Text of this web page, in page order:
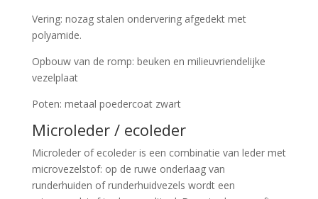
Vering: nozag stalen ondervering afgedekt met
polyamide.
Opbouw van de romp: beuken en milieuvriendelijke
vezelplaat
Poten: metaal poedercoat zwart
Microleder / ecoleder
Microleder of ecoleder is een combinatie van leder met
microvezelstof: op de ruwe onderlaag van
runderhuiden of runderhuidvezels wordt een